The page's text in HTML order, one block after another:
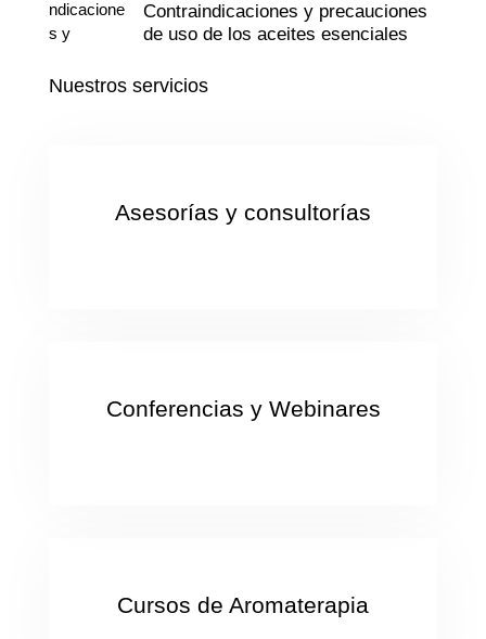
Contraindicaciones y precauciones
de uso de los aceites esenciales
Nuestros servicios
Asesorías y consultorías
Conferencias y Webinares
Cursos de Aromaterapia